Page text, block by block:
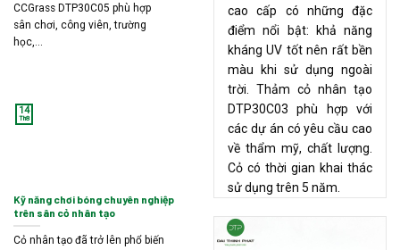
CCGrass DTP30C05 phù hợp
sân chơi, công viên, trường
học,...
Kỹ năng chơi bóng chuyên nghiệp
trên sân cỏ nhân tạo
Cỏ nhân tạo đã trở lên phổ biến
14
Th8
cao cấp có những đặc
điểm nổi bật: khả năng
kháng UV tốt nên rất bền
màu khi sử dụng ngoài
trời. Thảm cỏ nhân tạo
DTP30C03 phù hợp với
các dự án có yêu cầu cao
về thẩm mỹ, chất lượng.
Cỏ có thời gian khai thác
sử dụng trên 5 năm.